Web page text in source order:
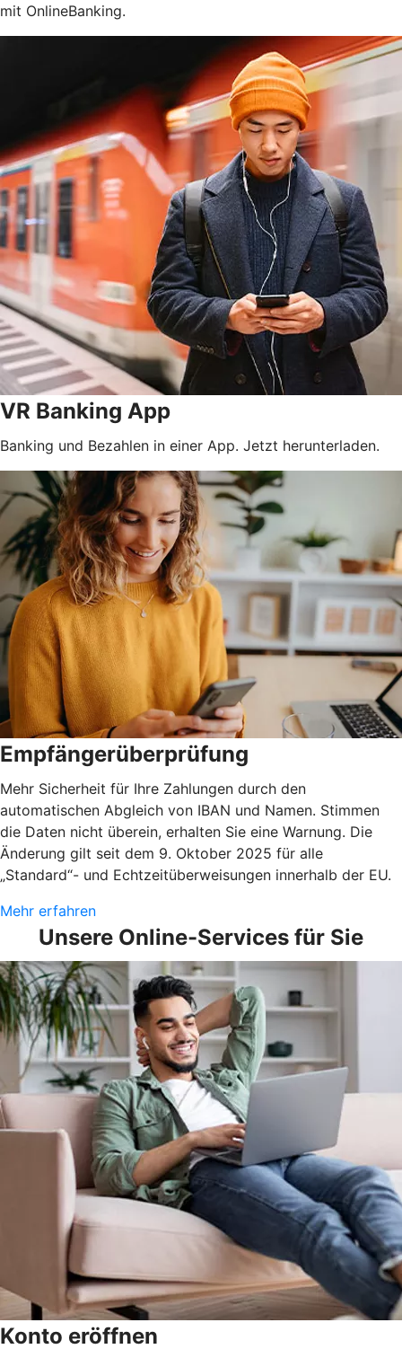
mit OnlineBanking.
VR Banking App
Banking und Bezahlen in einer App. Jetzt herunterladen.
Empfängerüberprüfung
Mehr Sicherheit für Ihre Zahlungen durch den
automatischen Abgleich von IBAN und Namen. Stimmen
die Daten nicht überein, erhalten Sie eine Warnung. Die
Änderung gilt seit dem 9. Oktober 2025 für alle
„Standard“- und Echtzeitüberweisungen innerhalb der EU.
Mehr erfahren
Unsere Online-Services für Sie
Konto eröffnen